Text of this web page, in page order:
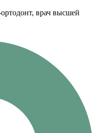
врач высшей